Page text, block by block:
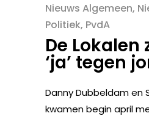
Nieuws Algemeen,
Politiek, PvdA
De Lokalen
‘ja’ tegen
Danny Dubbeldam en
kwamen begin april